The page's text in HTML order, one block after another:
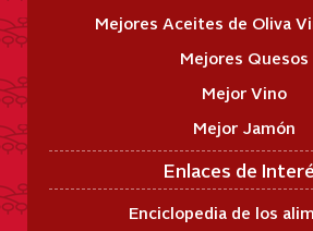
Mejores Aceites de Oliva
Mejores Quesos
Mejor Vino
Mejor Jamón
Enlaces de
Enciclopedia de los